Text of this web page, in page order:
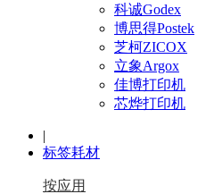
科诚Godex
博思得Postek
芝柯ZICOX
立象Argox
佳博打印机
芯烨打印机
|
标签耗材
按应用